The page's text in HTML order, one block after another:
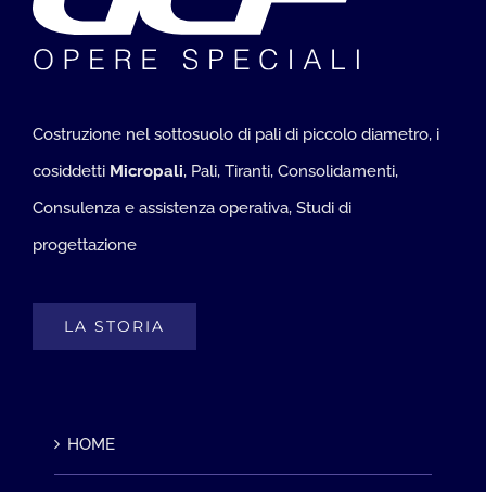
Costruzione nel sottosuolo di pali di piccolo diametro, i
cosiddetti Micropali, Pali, Tiranti, Consolidamenti,
Consulenza e assistenza operativa, Studi di
progettazione
LA STORIA
HOME